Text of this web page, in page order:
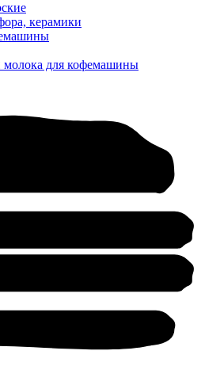
керамики
молока для кофемашины